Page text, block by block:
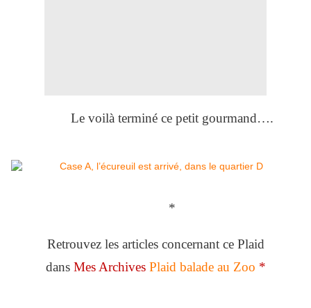
Le voilà terminé ce petit gourmand….
*
Retrouvez les articles concernant ce Plaid
dans Mes ArchivesPlaid balade au Zoo *